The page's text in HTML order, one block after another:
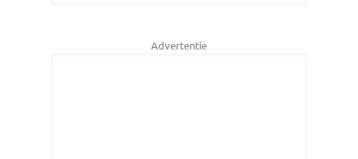
Advertentie